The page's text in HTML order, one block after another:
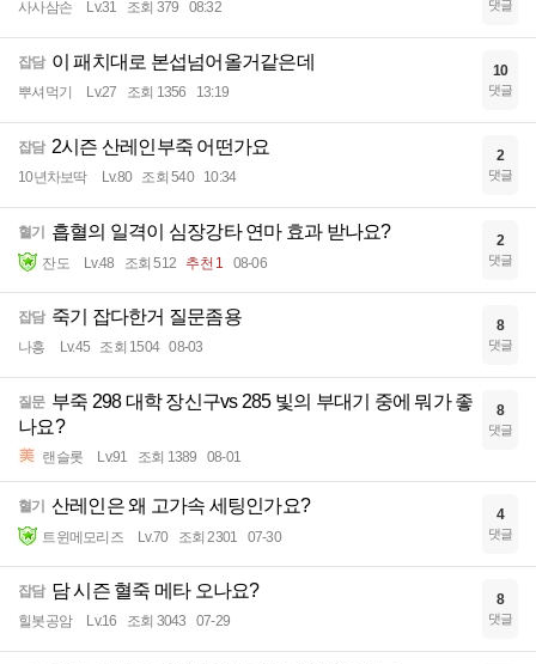
사사삼손 Lv.31 조회 379 08:32 댓글
잡담 이 패치대로 본섭넘어올거같은데
뿌셔먹기 Lv.27 조회 1356 13:19
10
댓글
잡담 2시즌 산레인부죽 어떤가요
10년차보딱 Lv.80 조회 540 10:34
2
댓글
혈기 흡혈의 일격이 심장강타 연마 효과 받나요?
잔도 Lv.48 조회 512 추천 1 08-06
2
댓글
잡담 죽기 잡다한거 질문좀용
나흥 Lv.45 조회 1504 08-03
8
댓글
질문 부죽 298 대학 장신구vs 285 빛의 부대기 중에 뭐가 좋
나요?
랜슬롯 Lv.91 조회 1389 08-01
8
댓글
혈기 산레인은 왜 고가속 세팅인가요?
트윈메모리즈 Lv.70 조회 2301 07-30
4
댓글
잡담 담 시즌 혈죽 메타 오나요?
힐봇공암 Lv.16 조회 3043 07-29
8
댓글